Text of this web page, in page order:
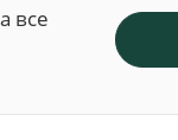
все